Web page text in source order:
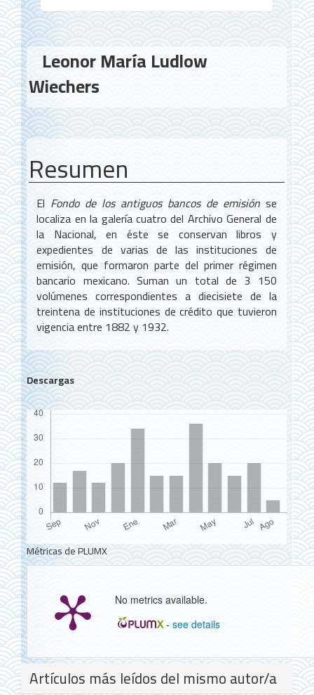
Contenido
principal
del
artículo
Leonor María Ludlow
Wiechers
Resumen
El Fondo de los antiguos bancos de emisiónse
localiza en la galería cuatro del Archivo General de
la Nacional, en éste se conservan libros y
expedientes de varias de las instituciones de
emisión, que formaron parte del primer régimen
bancario mexicano. Suman un total de 3 150
volúmenes correspondientes a diecisiete de la
treintena de instituciones de crédito que tuvieron
vigencia entre 1882 y 1932.
Descargas
Métricas de PLUMX
No metrics available.
-see details
Detalles
Artículos más leídos del mismo autor/a